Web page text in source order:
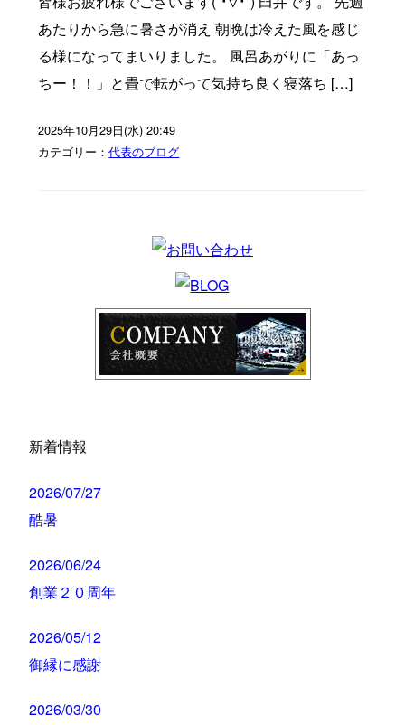
あたりから急に暑さが消え 朝晩は冷えた風を感じ
る様になってまいりました。 風呂あがりに「あっ
ちー！！」と畳で転がって気持ち良く寝落ち […]
2025年10月29日(水) 20:49
カテゴリー：代表のブログ
新着情報
2026/07/27
酷暑
2026/06/24
創業２０周年
2026/05/12
御縁に感謝
2026/03/30